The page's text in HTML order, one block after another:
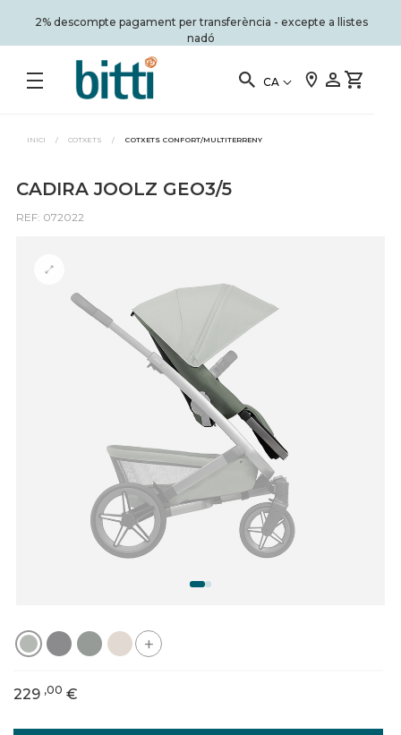
2% descompte pagament per transferència - excepte a llistes
nadó
CA
INICI / COTXETS / COTXETS CONFORT/MULTITERRENY
CADIRA JOOLZ GEO3/5
REF: 072022
+
229 ,00 €